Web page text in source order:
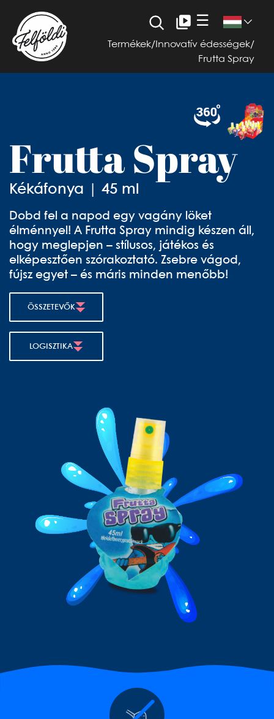
☰
Termékek/ Innovatív édességek/
Frutta Spray
Frutta Spray
Kékáfonya | 45 ml
Dobd fel a napod egy vagány löket
élménnyel! A Frutta Spray mindig készen áll,
hogy meglepjen – stílusos, játékos és
elképesztően szórakoztató. Zsebre vágod,
fújsz egyet – és máris minden menőbb!
ÖSSZETEVŐK
LOGISZTIKA